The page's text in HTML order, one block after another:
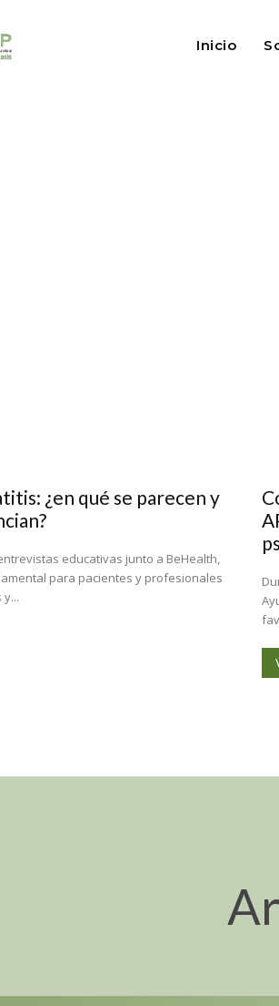
Inicio
¿en qué se parecen y
educativas junto a BeHealth,
para pacientes y profesionales